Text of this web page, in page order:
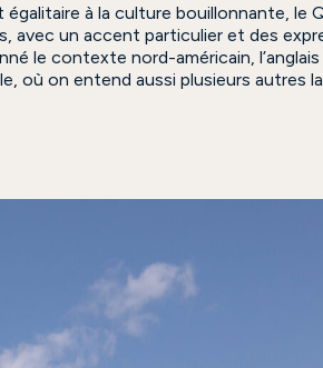
à la culture bouillonnante, le
avec un accent particulier et des
le contexte nord-américain, l’anglais
où on entend aussi plusieurs autres